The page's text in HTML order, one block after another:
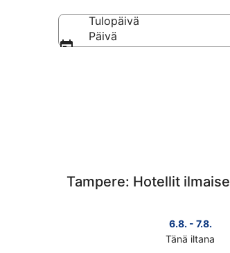
Tulopäivä
Päivä
Tampere: Hotellit
6.8. - 7.8.
Tänä iltana